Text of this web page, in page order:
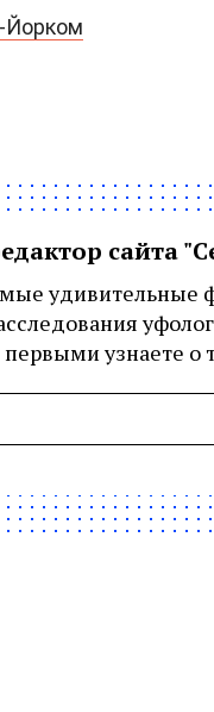
Йорком
сайта
удивительные
узнаете о